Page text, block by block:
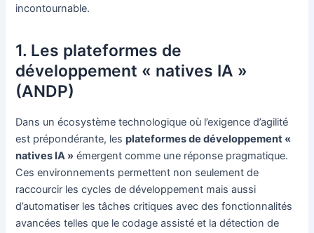
incontournable.
1. Les plateformes de
développement « natives IA »
(ANDP)
Dans un écosystème technologique où l’exigence d’agilité
est prépondérante, lesplateformes de développement «
natives IA » émergent comme une réponse pragmatique.
Ces environnements permettent non seulement de
raccourcir les cycles de développement mais aussi
d’automatiser les tâches critiques avec des fonctionnalités
avancées telles que le codage assisté et la détection de